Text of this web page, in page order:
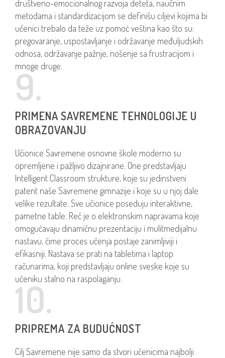
društveno-emocionalnog razvoja deteta, naučnim
metodama i standardizacijom se definišu ciljevi kojima bi
učenici trebalo da teže uz pomoć veština kao što su:
pregovaranje, uspostavljanje i održavanje međuljudskih
odnosa, održavanje pažnje, nošenje sa frustracijom i
mnoge druge.
9.
PRIMENA SAVREMENE TEHNOLOGIJE U
OBRAZOVANJU
Učionice Savremene osnovne škole moderno su
opremljene i pažljivo dizajnirane. One predstavljaju
Intelligent Classroom strukture, koje su jedinstveni
patent naše Savremene gimnazije i koje su u njoj dale
velike rezultate. Sve učionice poseduju interaktivne,
pametne table. Reč je o elektronskim napravama koje
omogućavaju dinamičnu prezentaciju i mulitmedijalnu
nastavu, čime proces učenja postaje zanimljiviji i
efikasniji. Nastava se prati na tabletima i laptop
računarima, koji predstavljaju online sveske koje su
učeniku stalno na raspolaganju.
10.
PRIPREMA ZA BUDUĆNOST
Cilj Savremene nije samo da stvori učenicima najbolji